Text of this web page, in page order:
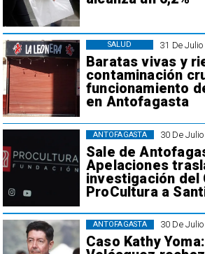
31 De
Baratas vivas y
contaminación
funcionamiento
en Antofagasta
SALUD
30 De
Sale de
Apelaciones
investigación del
ProCultura a
ANTOFAGASTA
30 De
Caso Kathy
ANTOFAGASTA